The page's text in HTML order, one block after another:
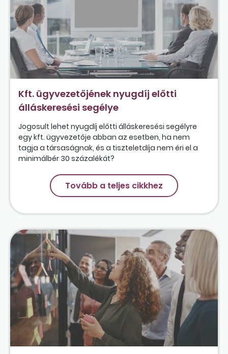
Kft. ügyvezetőjének nyugdíj előtti
álláskeresési segélye
Jogosult lehet nyugdíj előtti álláskeresési segélyre
egy kft. ügyvezetője abban az esetben, ha nem
tagja a társaságnak, és a tiszteletdíja nem éri el a
minimálbér 30 százalékát?
Tovább a teljes cikkhez